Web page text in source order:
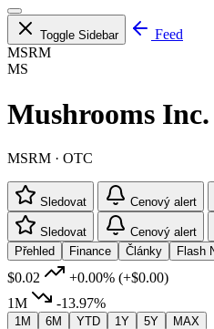
Toggle Sidebar
Feed
MSRM
MS
Mushrooms Inc.
MSRM · OTC
Sledovat Cenový alert
Sledovat
Cenový alert
Přehled
Finance Články Flash
$0.02 +0.00% (+$0.00)
1M
-13.97%
1M 6M YTD 1Y 5Y MAX